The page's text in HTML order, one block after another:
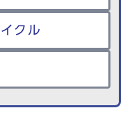
クル